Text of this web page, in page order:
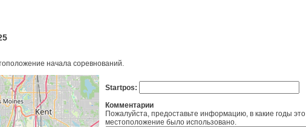
начала соревнований.
Startpos:
Комментарии
Пожалуйста, предоставьте информацию, в какие годы это
местоположение было использовано.